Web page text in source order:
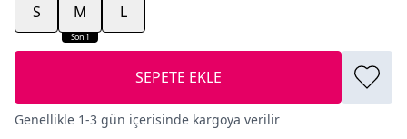
S
Son 1
M L
SEPETE EKLE
Genellikle 1-3 gün içerisinde kargoya verilir